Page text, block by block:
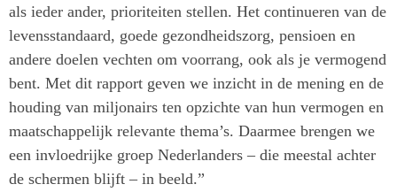
als ieder ander, prioriteiten stellen. Het continueren van de
levensstandaard, goede gezondheidszorg, pensioen en
andere doelen vechten om voorrang, ook als je vermogend
bent. Met dit rapport geven we inzicht in de mening en de
houding van miljonairs ten opzichte van hun vermogen en
maatschappelijk relevante thema’s. Daarmee brengen we
een invloedrijke groep Nederlanders – die meestal achter
de schermen blijft – in beeld.”